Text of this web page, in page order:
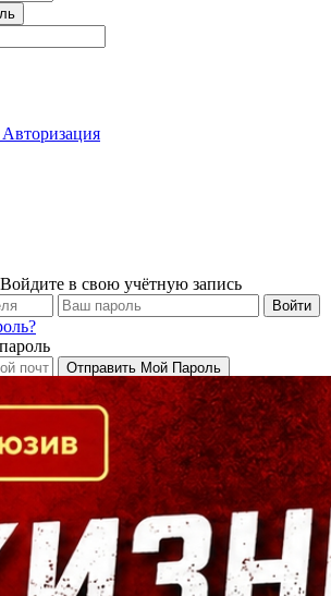
в свою учётную запись
регионе